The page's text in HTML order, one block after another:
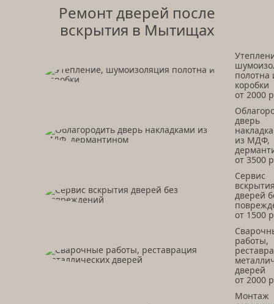
Ремонт дверей после
вскрытия в Мытищах
полотна
коробки
от 2000
дверь
из МДФ,
от 3500
Сервис
дверей
от 1500
работы,
дверей
от 2000
Монтаж